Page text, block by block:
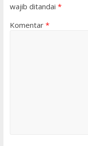
wajib ditandai *
Komentar *